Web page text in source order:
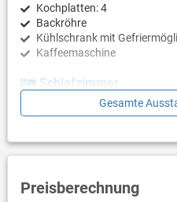
Kochplatten: 4
Backröhre
Kühlschrank mit
Kaffeemaschine
Schlafzimmer
Schlafzimmer mit
Schlafzimmer mit
Badezimmer
Gesamte
Preisberechnung